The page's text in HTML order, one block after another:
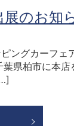
のお知
ングカーフ
県柏市に本店